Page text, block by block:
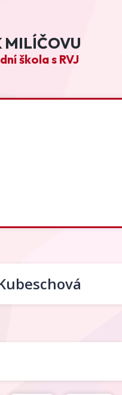
MILÍČOVU
škola s RVJ